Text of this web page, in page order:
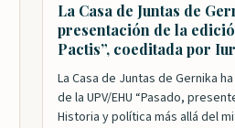
La Casa de Juntas de
presentación de la
Pactis”, coeditada por
La Casa de Juntas de Gernika
de la UPV/EHU “Pasado,
Historia y política más allá del